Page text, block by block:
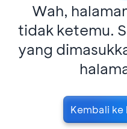
Wah,
tidak ketemu.
yang
Kembali ke